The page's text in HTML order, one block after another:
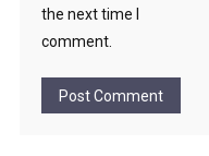
the next time I
comment.